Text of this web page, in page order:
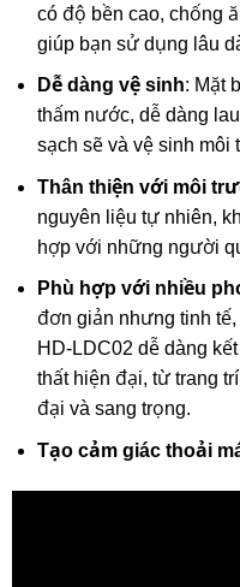
có độ bền cao, chống
giúp bạn sử dụng lâu
Dễ dàng vệ sinh: Mặt
thấm nước, dễ dàng
sạch sẽ và vệ sinh môi
Thân thiện với môi
nguyên liệu tự nhiên,
hợp với những người
Phù hợp với nhiều
đơn giản nhưng tinh
HD-LDC02 dễ dàng
thất hiện đại, từ trang
đại và sang trọng.
Tạo cảm giác thoải